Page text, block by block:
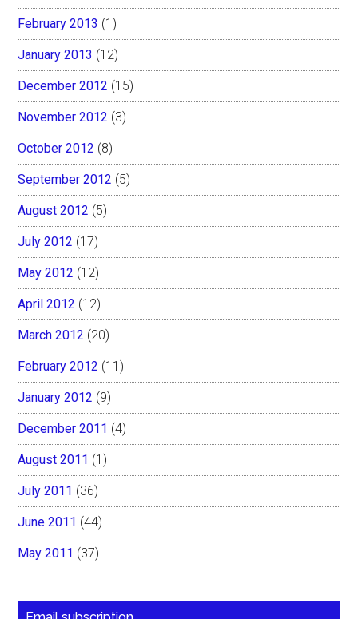
February 2013 (1)
January 2013 (12)
December 2012 (15)
November 2012 (3)
October 2012 (8)
September 2012 (5)
August 2012 (5)
July 2012 (17)
May 2012 (12)
April 2012 (12)
March 2012 (20)
February 2012 (11)
January 2012 (9)
December 2011 (4)
August 2011 (1)
July 2011 (36)
June 2011 (44)
May 2011 (37)